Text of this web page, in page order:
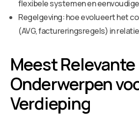
flexibele systemen en
Regelgeving: hoe evolueert het
(AVG, factureringsregels) in
Meest Relevante
Onderwerpen
Verdieping